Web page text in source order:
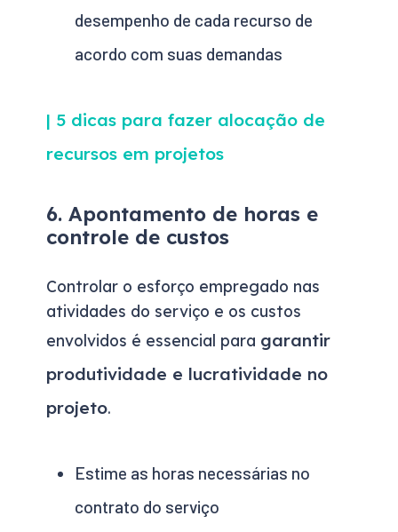
desempenho de cada recurso de
acordo com suas demandas
| 5 dicas para fazer alocação de
recursos em projetos
6. Apontamento de horas e
controle de custos
Controlar o esforço empregado nas
atividades do serviço e os custos
envolvidos é essencial para garantir
produtividade e lucratividade no
projeto.
Estime as horas necessárias no
contrato do serviço